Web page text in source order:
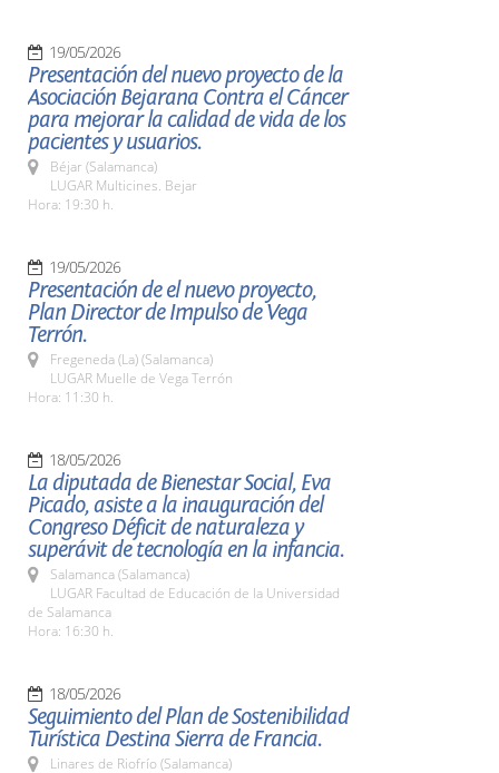
19/05/2026
Presentación del nuevo proyecto de la
Asociación Bejarana Contra el Cáncer
para mejorar la calidad de vida de los
pacientes y usuarios.
Béjar (Salamanca)
LUGAR Multicines. Bejar
Hora: 19:30 h.
19/05/2026
Presentación de el nuevo proyecto,
Plan Director de Impulso de Vega
Terrón.
Fregeneda (La) (Salamanca)
LUGAR Muelle de Vega Terrón
Hora: 11:30 h.
18/05/2026
La diputada de Bienestar Social, Eva
Picado, asiste a la inauguración del
Congreso Déficit de naturaleza y
superávit de tecnología en la infancia.
Salamanca (Salamanca)
LUGAR Facultad de Educación de la Universidad
de Salamanca
Hora: 16:30 h.
18/05/2026
Seguimiento del Plan de Sostenibilidad
Turística Destina Sierra de Francia.
Linares de Riofrío (Salamanca)